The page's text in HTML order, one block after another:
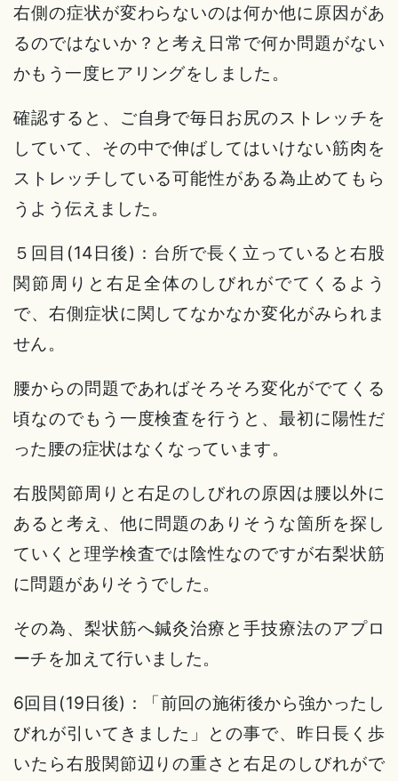
右側の症状が変わらないのは何か他に原因があ
るのではないか？と考え日常で何か問題がない
かもう一度ヒアリングをしました。
確認すると、ご自身で毎日お尻のストレッチを
していて、その中で伸ばしてはいけない筋肉を
ストレッチしている可能性がある為止めてもら
うよう伝えました。
５回目(14日後)：台所で長く立っていると右股
関節周りと右足全体のしびれがでてくるよう
で、右側症状に関してなかなか変化がみられま
せん。
腰からの問題であればそろそろ変化がでてくる
頃なのでもう一度検査を行うと、最初に陽性だ
った腰の症状はなくなっています。
右股関節周りと右足のしびれの原因は腰以外に
あると考え、他に問題のありそうな箇所を探し
ていくと理学検査では陰性なのですが右梨状筋
に問題がありそうでした。
その為、梨状筋へ鍼灸治療と手技療法のアプロ
ーチを加えて行いました。
6回目(19日後)：「前回の施術後から強かったし
びれが引いてきました」との事で、昨日長く歩
いたら右股関節辺りの重さと右足のしびれがで